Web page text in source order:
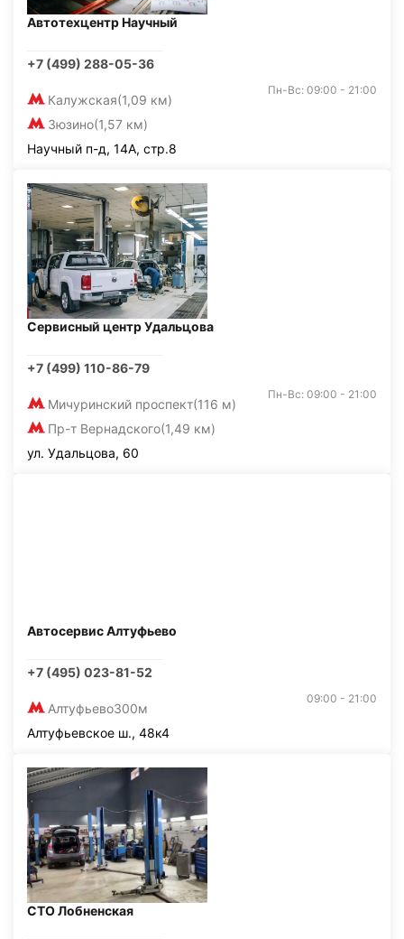
Автотехцентр Научный
+7 (499) 288-05-36
Калужская(1,09 км)
Зюзино(1,57 км)
Пн-Вс: 09:00 - 21:00
Научный п-д, 14А, стр.8
Сервисный центр Удальцова
+7 (499) 110-86-79
Мичуринский проспект(116 м)
Пр-т Вернадского(1,49 км)
Пн-Вс: 09:00 - 21:00
ул. Удальцова, 60
Автосервис Алтуфьево
+7 (495) 023-81-52
Алтуфьево300м
09:00 - 21:00
Алтуфьевское ш., 48к4
СТО Лобненская